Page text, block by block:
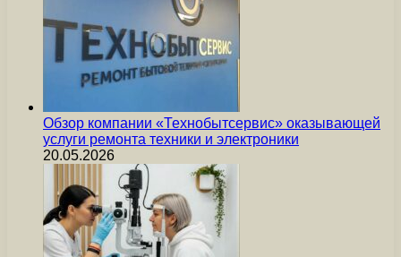
Обзор компании «Технобытсервис» оказывающей
услуги ремонта техники и электроники
20.05.2026